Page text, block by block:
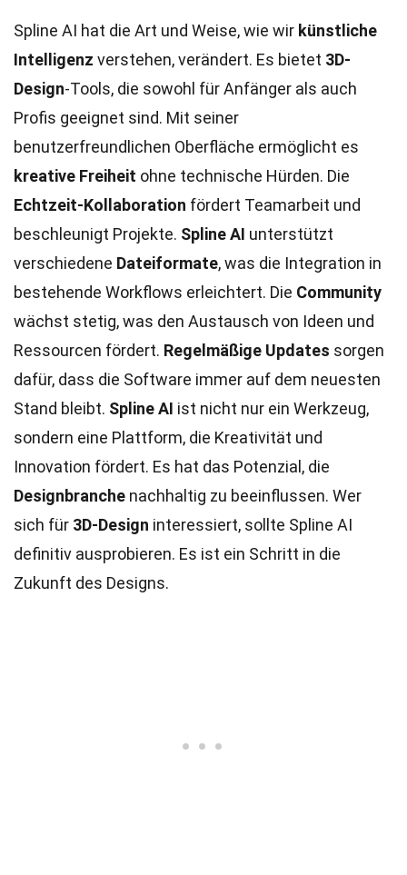
Spline AI hat die Art und Weise, wie wir künstliche
Intelligenz verstehen, verändert. Es bietet 3D-
Design-Tools, die sowohl für Anfänger als auch
Profis geeignet sind. Mit seiner
benutzerfreundlichen Oberfläche ermöglicht es
kreative Freiheit ohne technische Hürden. Die
Echtzeit-Kollaboration fördert Teamarbeit und
beschleunigt Projekte. Spline AI unterstützt
verschiedene Dateiformate, was die Integration in
bestehende Workflows erleichtert. Die Community
wächst stetig, was den Austausch von Ideen und
Ressourcen fördert. Regelmäßige Updates sorgen
dafür, dass die Software immer auf dem neuesten
Stand bleibt. Spline AI ist nicht nur ein Werkzeug,
sondern eine Plattform, die Kreativität und
Innovation fördert. Es hat das Potenzial, die
Designbranche nachhaltig zu beeinflussen. Wer
sich für 3D-Design interessiert, sollte Spline AI
definitiv ausprobieren. Es ist ein Schritt in die
Zukunft des Designs.